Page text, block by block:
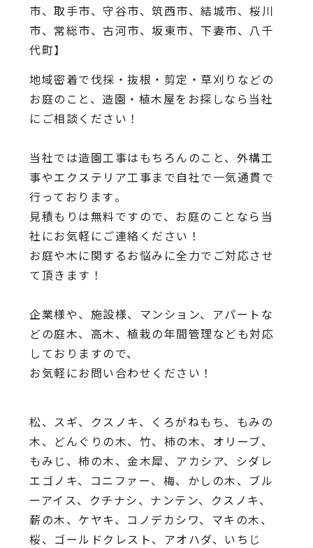
市、取手市、守谷市、筑西市、結城市、桜川
市、常総市、古河市、坂東市、下妻市、八千
代町】
地域密着で伐採・抜根・剪定・草刈りなどの
お庭のこと、造園・ 植木屋をお探しなら当社
にご相談ください！
当社では造園工事はもちろんのこと、 外構工
事やエクステリア工事まで自社で一気通貫で
行っております。
見積もりは無料ですので、 お庭のことなら当
社にお気軽にご連絡ください！
お庭や木に関するお悩みに全力でご対応させ
て頂きます！
企業様や、施設様、マンション、アパートな
どの庭木、高木、植栽の年間管理なども対応
しておりますので、
お気軽にお問い合わせください！
松、スギ、クスノキ、くろがねもち、もみの
木、どんぐりの木、 竹、柿の木、オリーブ、
もみじ、柿の木、金木犀、アカシア、 シダレ
エゴノキ、コニファー、梅、かしの木、ブル
ーアイス、 クチナシ、ナンテン、クスノキ、
薪の木、ケヤキ、コノデカシワ、マキの木、
桜、 ゴールドクレスト、アオハダ、いちじ